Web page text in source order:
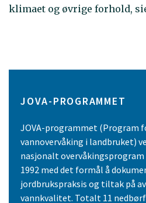
klimaet og øvrige forhold,
JOVA-PROGRAMMET
JOVA-programmet (Program
vannovervåking i landbruket)
nasjonalt
1992 med det formål å
jordbrukspraksis og tiltak på
vannkvalitet. Totalt 11